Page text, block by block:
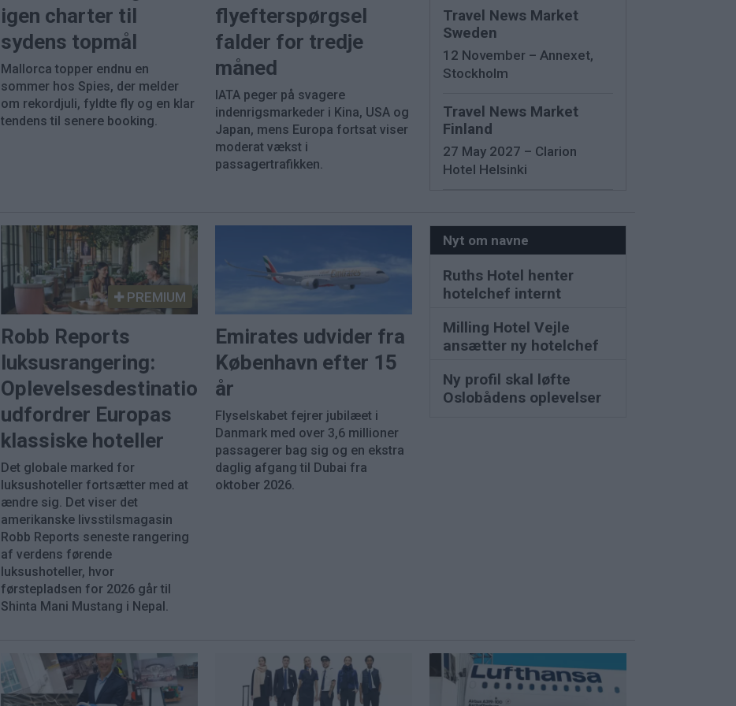
igen charter til
sydens topmål
Mallorca topper endnu en
sommer hos Spies, der melder
om rekordjuli, fyldte fly og en klar
tendens til senere booking.
flyefterspørgsel
falder for tredje
måned
IATA peger på svagere
indenrigsmarkeder i Kina, USA og
Japan, mens Europa fortsat viser
moderat vækst i
passagertrafikken.
Travel News Market
Sweden
12 November – Annexet,
Stockholm
Travel News Market
Finland
27 May 2027 – Clarion
Hotel Helsinki
PREMIUM
Robb Reports
luksusrangering:
Oplevelsesdestinationer
udfordrer Europas
klassiske hoteller
Det globale marked for
luksushoteller fortsætter med at
ændre sig. Det viser det
amerikanske livsstilsmagasin
Robb Reports seneste rangering
af verdens førende
luksushoteller, hvor
førstepladsen for 2026 går til
Shinta Mani Mustang i Nepal.
Emirates udvider fra
København efter 15
år
Flyselskabet fejrer jubilæet i
Danmark med over 3,6 millioner
passagerer bag sig og en ekstra
daglig afgang til Dubai fra
oktober 2026.
Nyt om navne
Ruths Hotel henter
hotelchef internt
Milling Hotel Vejle
ansætter ny hotelchef
Ny profil skal løfte
Oslobådens oplevelser